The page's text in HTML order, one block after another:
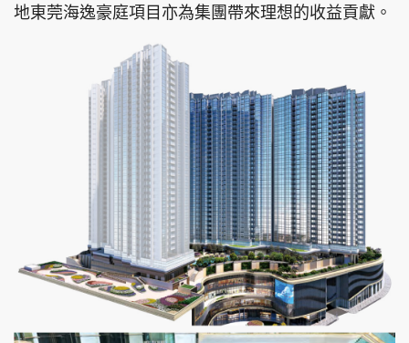
地東莞海逸豪庭項目亦為集團帶來理想的收益貢獻。